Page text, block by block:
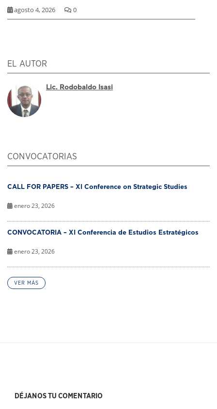
agosto 4, 2026 0
EL AUTOR
Lic. Rodobaldo Isasi
CONVOCATORIAS
CALL FOR PAPERS – XI Conference on Strategic Studies
enero 23, 2026
CONVOCATORIA – XI Conferencia de Estudios Estratégicos
enero 23, 2026
VER MÁS
DÉJANOS TU COMENTARIO